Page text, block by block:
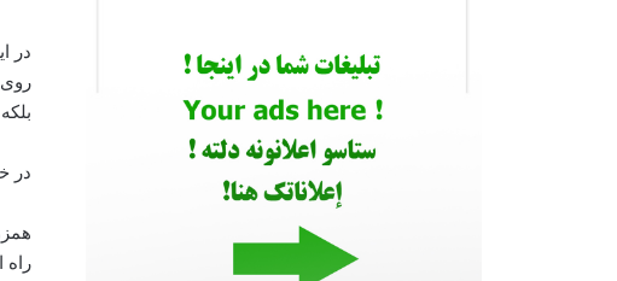
در
در
راه